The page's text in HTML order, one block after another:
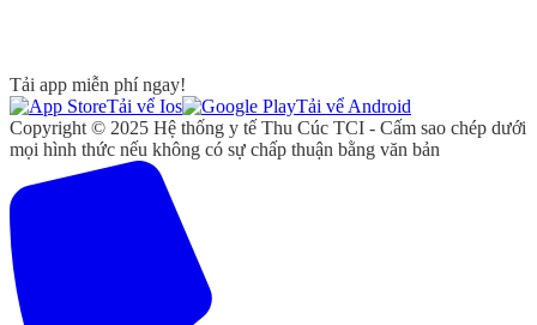
Tải app miễn phí ngay!
Tải vể Ios
Tải vể Android
Copyright © 2025 Hệ thống y tế Thu Cúc TCI - Cấm sao chép dưới
mọi hình thức nếu không có sự chấp thuận bằng văn bản